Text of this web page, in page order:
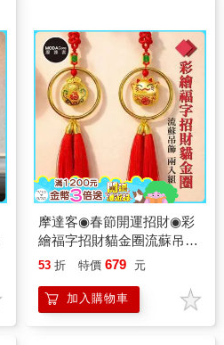
摩達客◉春節開運招財◉彩
繪福字招財貓金圈流蘇吊飾
_兩入組
53 折 特價 679 元
加入購物車